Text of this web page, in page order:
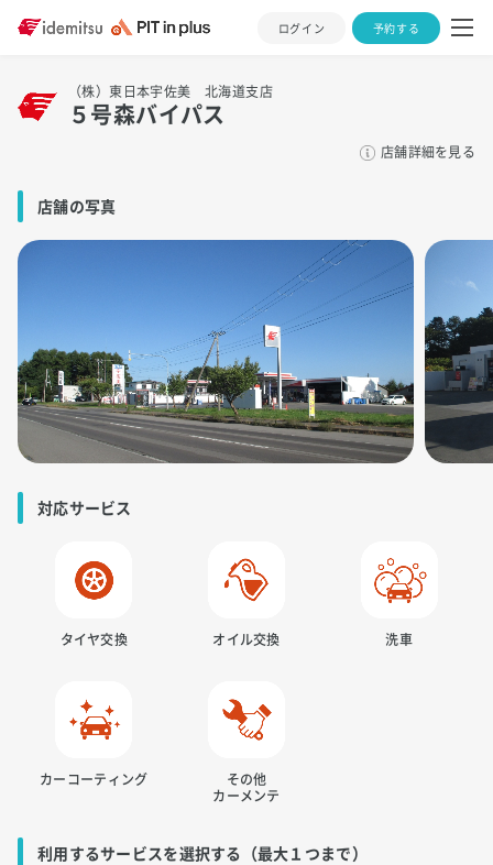
ログイン 予約する
（株）東日本宇佐美 北海道支店
５号森バイパス
店舗詳細を見る
店舗の写真
対応サービス
タイヤ交換 オイル交換 洗車
カーコーティング
その他
カーメンテ
利用するサービスを選択する（最大１つまで）